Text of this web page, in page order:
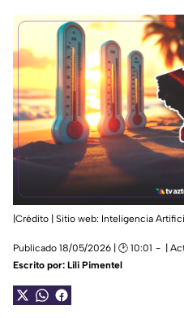
|Crédito | Sitio web: Inteligencia
Publicado 18/05/2026 | 🕑 10:01 |
Escrito por: Lili Pimentel